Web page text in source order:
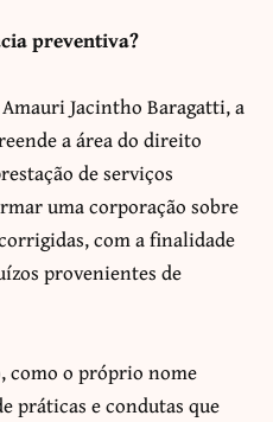
preventiva?
Jacintho Baragatti, a
a área do direito
de serviços
uma corporação sobre
com a finalidade
provenientes de
como o próprio nome
práticas e condutas que